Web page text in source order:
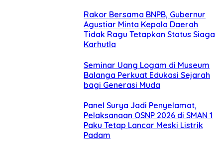
Rakor Bersama BNPB, Gubernur
Agustiar Minta Kepala Daerah
Tidak Ragu Tetapkan Status Siaga
Karhutla
Seminar Uang Logam di Museum
Balanga Perkuat Edukasi Sejarah
bagi Generasi Muda
Panel Surya Jadi Penyelamat,
Pelaksanaan OSNP 2026 di SMAN 1
Paku Tetap Lancar Meski Listrik
Padam